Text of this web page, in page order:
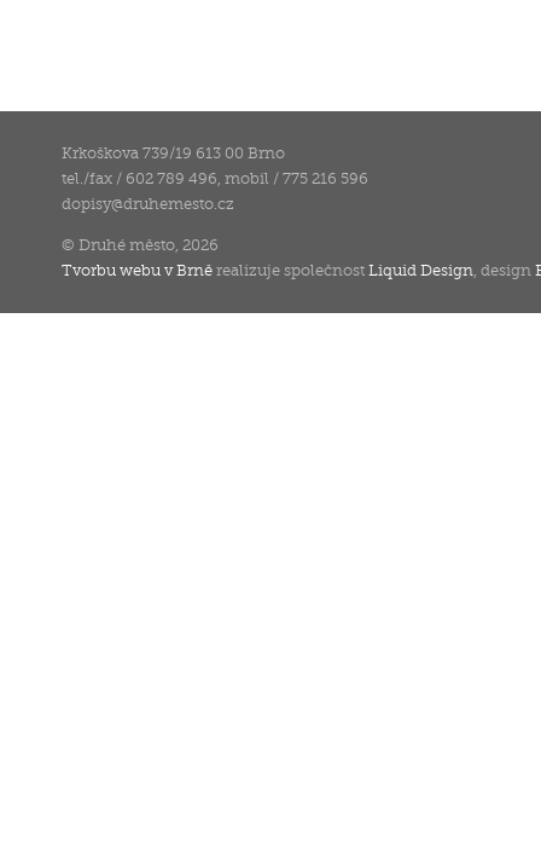
Krkoškova 739/19 613 00 Brno
tel./fax / 602 789 496, mobil / 775 216 596
dopisy@druhemesto.cz
© Druhé město, 2026
Tvorbu webu v Brně realizuje společnostLiquid Design , design